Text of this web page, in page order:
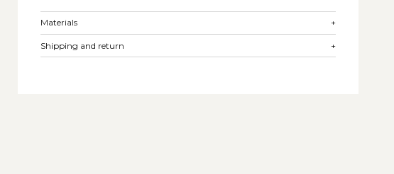
Materials +
Shipping and return +